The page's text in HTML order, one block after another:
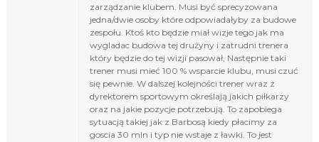
zarządzanie klubem. Musi być sprecyzowana
jedna/dwie osoby które odpowiadałyby za budowe
zespołu. Ktoś kto będzie miał wizje tego jak ma
wygladac budowa tej drużyny i zatrudni trenera
który będzie do tej wizji pasował, Następnie taki
trener musi mieć 100 % wsparcie klubu, musi czuć
się pewnie. W dalszej kolejności trener wraz z
dyrektorem sportowym określają jakich piłkarzy
oraz na jakie pozycje potrzebują. To zapobiega
sytuacją takiej jak z Barbosą kiedy płacimy za
goscia 30 mln i typ nie wstaje z ławki. To jest